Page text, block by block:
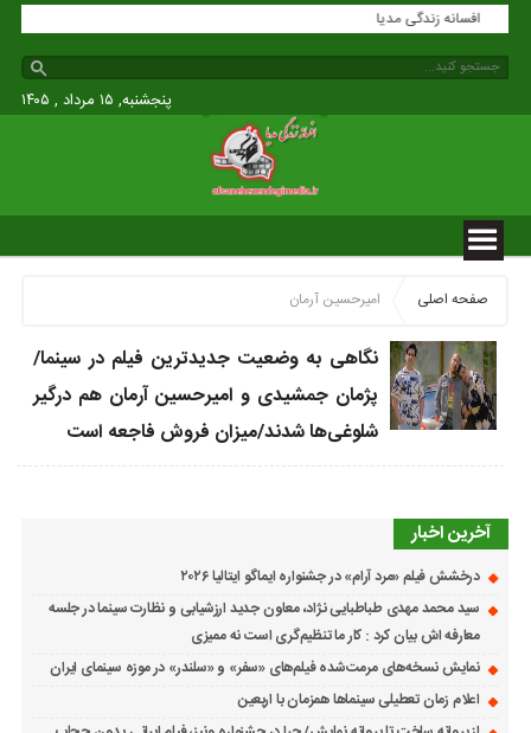
افسانه زندگی مدیا
پنجشنبه, ۱۵ مرداد , ۱۴۰۵
صفحه اصلی امیرحسین آرمان
نگاهی به وضعیت جدیدترین فیلم در سینما/
پژمان جمشیدی و امیرحسین آرمان هم درگیر
شلوغی‌ها شدند/میزان فروش فاجعه است
آخرین اخبار
درخشش فیلم «مرد آرام» در جشنواره ایماگو ایتالیا ۲۰۲۶
سید محمد مهدی طباطبایی نژاد، معاون جدید ارزشیابی و نظارت سینما در جلسه
معارفه اش بیان کرد : کار ما تنظیم‌گری است نه ممیزی
نمایش نسخه‌های مرمت‌شده فیلم‌های «سفر» و «سلندر» در موزه سینمای ایران
اعلام زمان تعطیلی سینماها همزمان با اربعین